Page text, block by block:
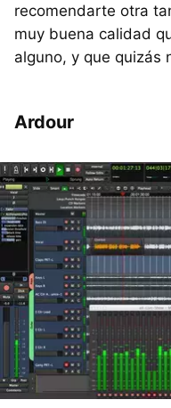
recomendarte otra
muy buena calidad
alguno, y que quizás
Ardour